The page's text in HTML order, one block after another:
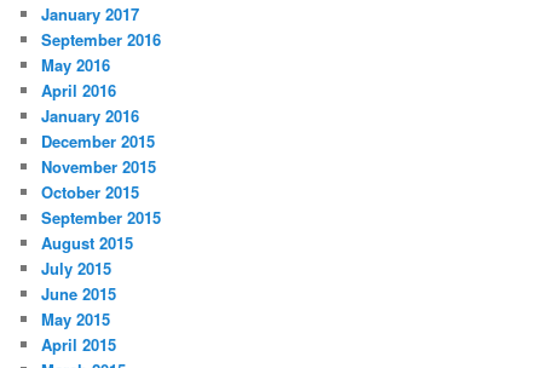
January 2017
September 2016
May 2016
April 2016
January 2016
December 2015
November 2015
October 2015
September 2015
August 2015
July 2015
June 2015
May 2015
April 2015